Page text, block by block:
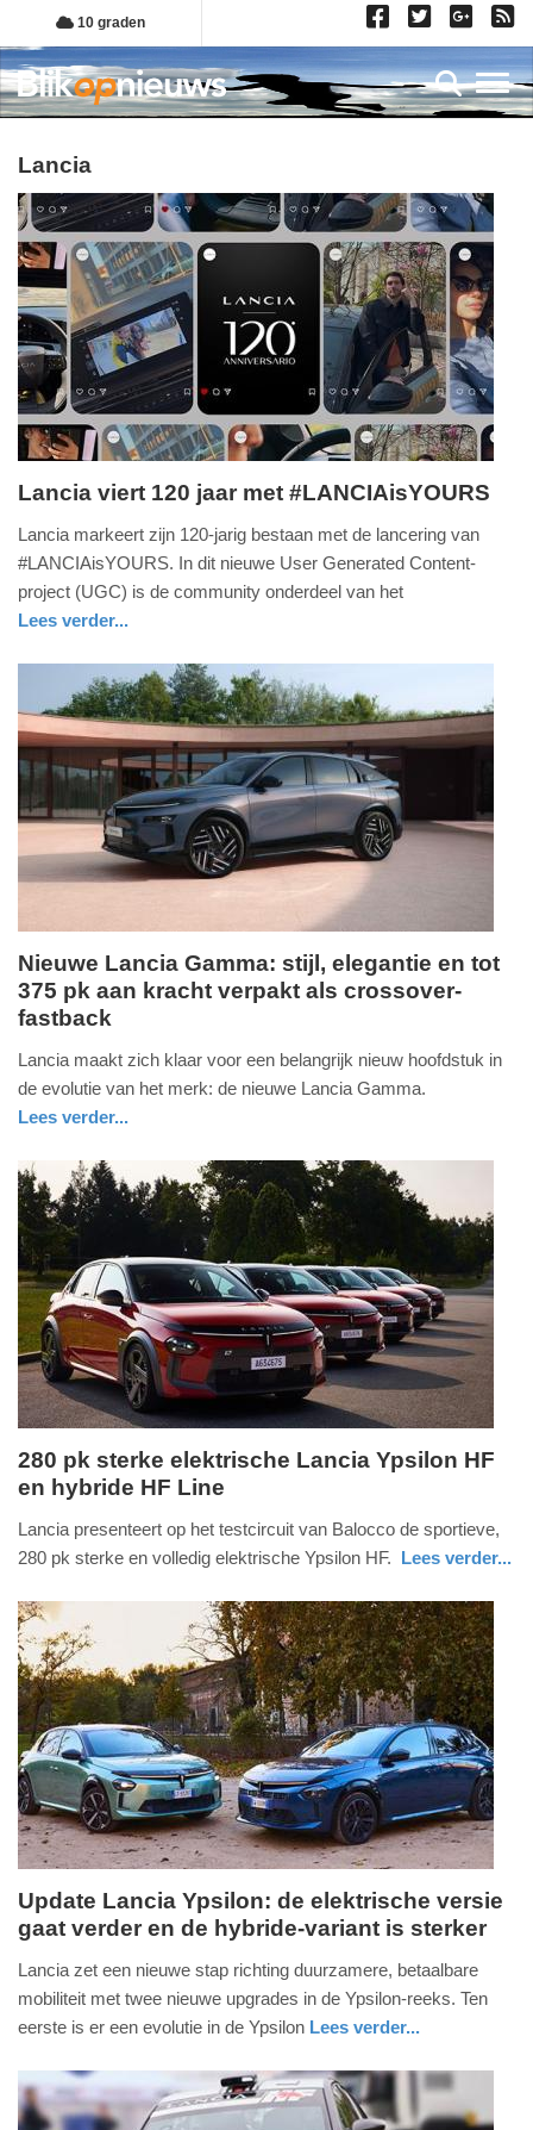
Overslaan
en
naar
de
gaan
10 graden
Lancia
2026
12:59
Update:
03-
07-
2026
Lancia viert 120 jaar met #LANCIAisYOURS
Lancia markeert zijn 120-jarig bestaan met de lancering van
#LANCIAisYOURS. In dit nieuwe User Generated Content-
project (UGC) is de community onderdeel van het
Lees verder...
maandag,
1.
Update:
01-
06-
2026
10:08
Nieuwe Lancia Gamma: stijl, elegantie en tot
375 pk aan kracht verpakt als crossover-
fastback
Lancia maakt zich klaar voor een belangrijk nieuw hoofdstuk in
de evolutie van het merk: de nieuwe Lancia Gamma.
Lees verder...
vrijdag,
augustus
2025
-
19:23
Update:
01-
08-
2025
19:25
280 pk sterke elektrische Lancia Ypsilon HF
en hybride HF Line
Lancia presenteert op het testcircuit van Balocco de sportieve,
280 pk sterke en volledig elektrische Ypsilon HF. Lees verder...
vrijdag,
08:50
Update Lancia Ypsilon: de elektrische versie
gaat verder en de hybride‑variant is sterker
Lancia zet een nieuwe stap richting duurzamere, betaalbare
mobiliteit met twee nieuwe upgrades in de Ypsilon‑reeks. Ten
eerste is er een evolutie in de Ypsilon Lees verder...